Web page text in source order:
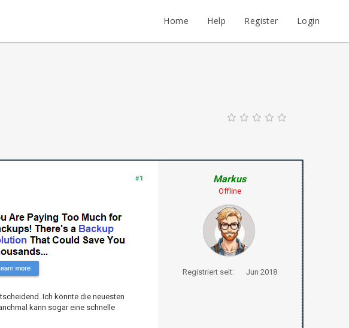
Home Help Register Login
#1
Ich könnte die neuesten
kann sogar eine schnelle
Markus
Offline
Registriert seit: Jun 2018